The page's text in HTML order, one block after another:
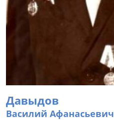
Давыдов
Василий Афанасьевич